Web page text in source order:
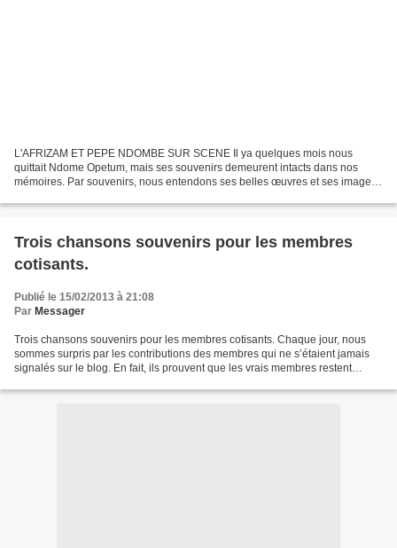
L'AFRIZAM ET PEPE NDOMBE SUR SCENE Il ya quelques mois nous
quittait Ndome Opetum, mais ses souvenirs demeurent intacts dans nos
mémoires. Par souvenirs, nous entendons ses belles œuvres et ses images
Trois chansons souvenirs pour les membres
cotisants.
Publié le 15/02/2013 à 21:08
Par Messager
Trois chansons souvenirs pour les membres cotisants. Chaque jour, nous
sommes surpris par les contributions des membres qui ne s’étaient jamais
signalés sur le blog. En fait, ils prouvent que les vrais membres restent